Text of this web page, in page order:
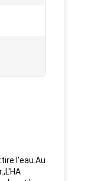
l'eau.Au